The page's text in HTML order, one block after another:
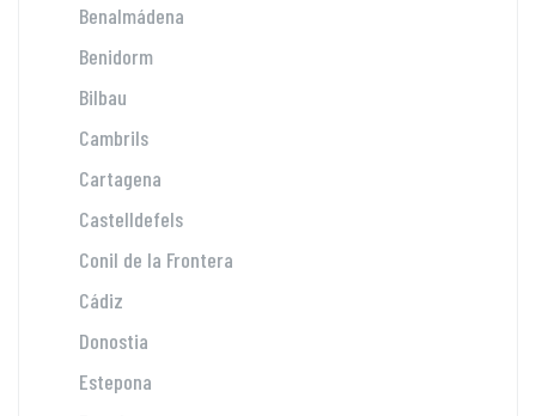
Benalmádena
Benidorm
Bilbau
Cambrils
Cartagena
Castelldefels
Conil de la Frontera
Cádiz
Donostia
Estepona